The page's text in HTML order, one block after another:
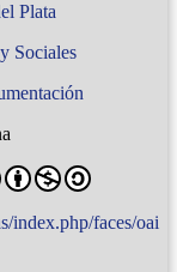
Plata
Sociales
index.php/faces/oai